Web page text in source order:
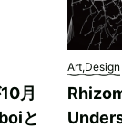
月
と
Art,Design